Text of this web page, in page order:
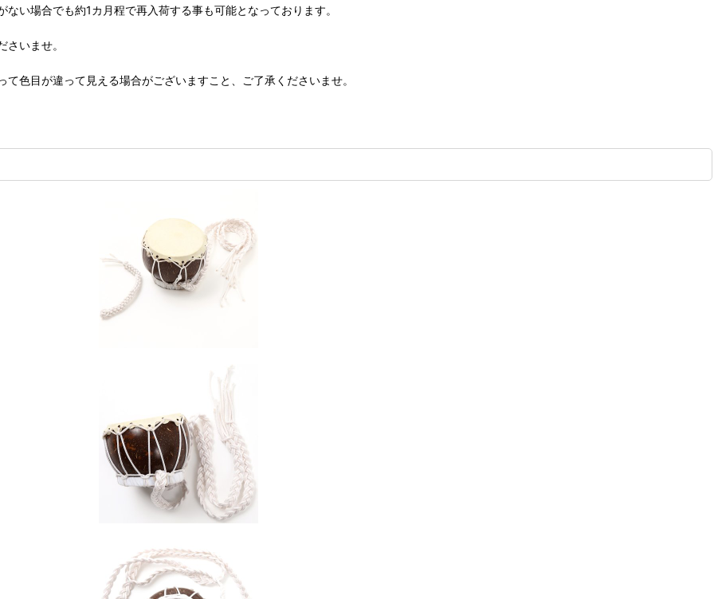
い場合でも約1カ月程で再入荷する事も可能となっております。
いませ。
色目が違って見える場合がございますこと、ご了承くださいませ。